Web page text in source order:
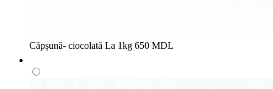
Căpșună- ciocolată La 1kg 650 MDL